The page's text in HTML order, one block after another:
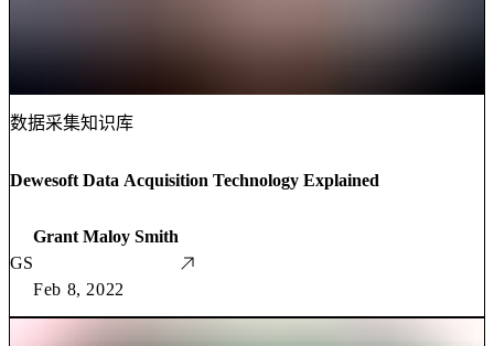
数据采集知识库
Dewesoft Data Acquisition Technology Explained
GS
Grant Maloy Smith
Feb 8, 2022